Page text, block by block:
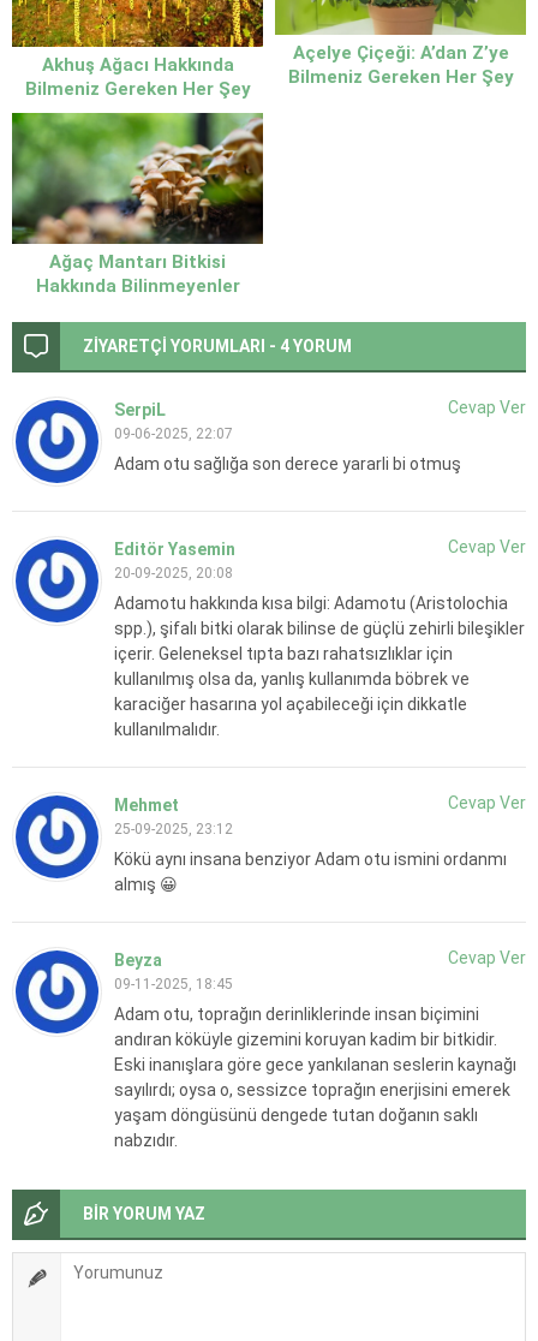
Akhuş Ağacı Hakkında
Bilmeniz Gereken Her Şey
Doğanın Sessiz Şifası
Açelye Çiçeği: A’dan Z’ye
Bilmeniz Gereken Her Şey
Ağaç Mantarı Bitkisi
Hakkında Bilinmeyenler
ZİYARETÇİ YORUMLARI - 4 YORUM
SerpiL
09-06-2025, 22:07
Adam otu sağlığa son derece yararli bi otmuş
Cevap Ver
Editör Yasemin
20-09-2025, 20:08
Adamotu hakkında kısa bilgi: Adamotu (Aristolochia
spp.), şifalı bitki olarak bilinse de güçlü zehirli bileşikler
içerir. Geleneksel tıpta bazı rahatsızlıklar için
kullanılmış olsa da, yanlış kullanımda böbrek ve
karaciğer hasarına yol açabileceği için dikkatle
kullanılmalıdır.
Cevap Ver
Mehmet
25-09-2025, 23:12
Kökü aynı insana benziyor Adam otu ismini ordanmı
almış 😀
Cevap Ver
Beyza
09-11-2025, 18:45
Adam otu, toprağın derinliklerinde insan biçimini
andıran köküyle gizemini koruyan kadim bir bitkidir.
Eski inanışlara göre gece yankılanan seslerin kaynağı
sayılırdı; oysa o, sessizce toprağın enerjisini emerek
yaşam döngüsünü dengede tutan doğanın saklı
nabzıdır.
Cevap Ver
BİR YORUM YAZ